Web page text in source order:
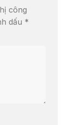
công
dấu *